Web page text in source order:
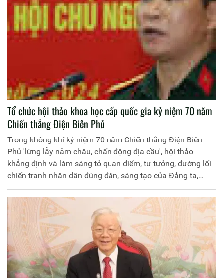
Tổ chức hội thảo khoa học cấp quốc gia kỷ niệm 70 năm
Chiến thắng Điện Biên Phủ
Trong không khí kỷ niệm 70 năm Chiến thắng Điện Biên
Phủ 'lừng lẫy năm châu, chấn động địa cầu', hội thảo
khẳng định và làm sáng tỏ quan điểm, tư tưởng, đường lối
chiến tranh nhân dân đúng đắn, sáng tạo của Đảng ta,
đứng đầu là Chủ tịch Hồ Chí Minh.